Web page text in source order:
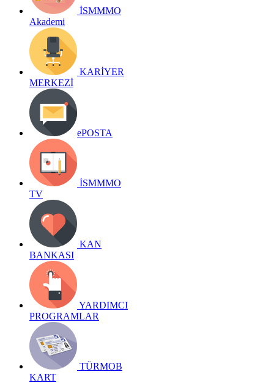
İSMMMO
Akademi
KARİYER
MERKEZİ
ePOSTA
İSMMMO
TV
KAN
BANKASI
YARDIMCI
PROGRAMLAR
TÜRMOB
KART